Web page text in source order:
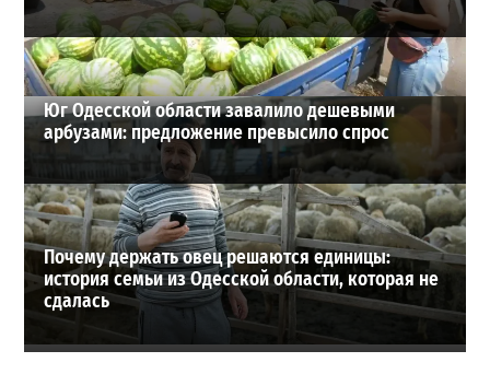
Юг Одесской области завалило дешевыми
арбузами: предложение превысило спрос
Почему держать овец решаются единицы:
история семьи из Одесской области, которая не
сдалась